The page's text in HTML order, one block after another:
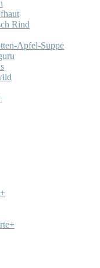
Rind
Apfel-Suppe